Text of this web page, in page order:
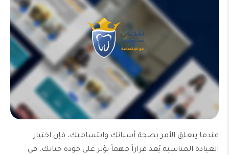
عندما يتعلق الأمر بصحة أسنانك وابتسامتك، فإن اختيار
العيادة المناسبة يُعد قراراً مهماً يؤثر على جودة حياتك. في